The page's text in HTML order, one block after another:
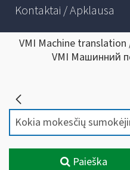
Kontaktai / Apklausa
VMI Machine
VMI Машинний
Paieška